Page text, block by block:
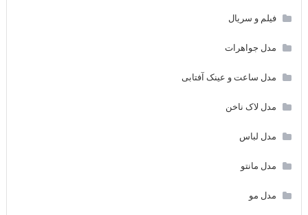
فیلم و سریال
مدل جواهرات
مدل ساعت و عینک آفتابی
مدل لاک ناخن
مدل لباس
مدل مانتو
مدل مو